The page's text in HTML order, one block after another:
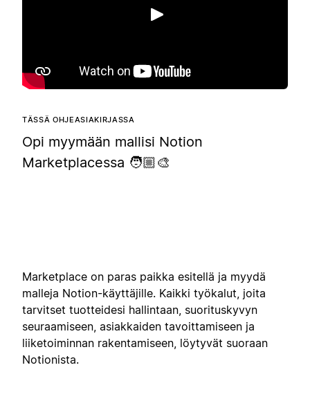
Toista
TÄSSÄ OHJEASIAKIRJASSA
Opi myymään mallisi Notion
Marketplacessa 🧑🏼‍🎨
Marketplace on paras paikka esitellä ja myydä
malleja Notion-käyttäjille. Kaikki työkalut, joita
tarvitset tuotteidesi hallintaan, suorituskyvyn
seuraamiseen, asiakkaiden tavoittamiseen ja
liiketoiminnan rakentamiseen, löytyvät suoraan
Notionista.